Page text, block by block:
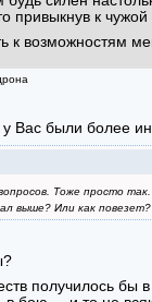
привыкнув к
возможностям
у Вас были более
Тоже просто
выше? Или как повезет?
получилось бы